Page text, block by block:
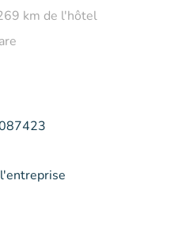
km de l'hôtel